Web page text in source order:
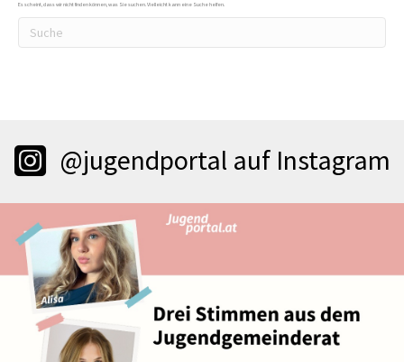
Es scheint, dass wir nicht finden können, was Sie suchen. Vielleicht kann eine Suche helfen.
@jugendportal auf Instagram